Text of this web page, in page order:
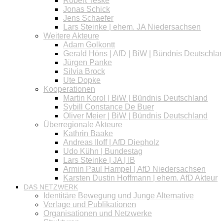
Jonas Schick
Jens Schaefer
Lars Steinke | ehem. JA Niedersachsen
Weitere Akteure
Adam Golkontt
Gerald Höns | AfD | BiW | Bündnis
Jürgen Panke
Silvia Brock
Ute Dopke
Kooperationen
Martin Korol | BiW | Bündnis Deutschland
Sybill Constance De Buer
Oliver Meier | BiW | Bündnis Deutschland
Überregionale Akteure
Kathrin Baake
Andreas Iloff | AfD Diepholz
Udo Kühn | Bundestag
Lars Steinke | JA | IB
Armin Paul Hampel | AfD Niedersachsen
Karsten Dustin Hoffmann | ehem. AfD Akteur
DAS NETZWERK
Identitäre Bewegung und Junge Alternative
Verlage und Publikationen
Organisationen und Netzwerke